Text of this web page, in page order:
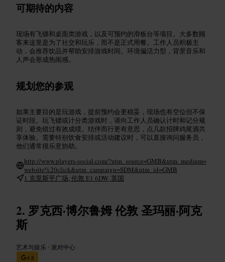
可期待的内容
现场有飞镖和桌面类游戏，以及可预约的滑板台等项目。大多数顾
客来这里是为了社交和玩乐，而不是正式用餐。工作人员积极主
动，会推荐饮品并帮助安排游戏时间。环境偏活力型，背景音乐和
人声会形成热闹感。
规划您的参观
如果主要目的是玩游戏，提前预约会更稳妥，现场也有空位但不保
证时段。玩飞镖或计分类游戏时，请向工作人员确认计时和记分规
则，避免错过有效成绩。结伴而行更有意思，点几款招牌鸡尾酒共
享体验。需要特别饮食安排或活动建议时，可以直接询问服务员，
他们通常很乐意协助。
http://www.players-social.com/?utm_source=GMB&utm_medium=
website%20click&utm_campaign=SDM&utm_id=GMB
1 克里斯平广场, 伦敦 E1 6DW, 英国
罗克西·博尔鲁姆 伦敦 圣玛丽·阿克
斯
艺术与娱乐 •派对中心
4.8